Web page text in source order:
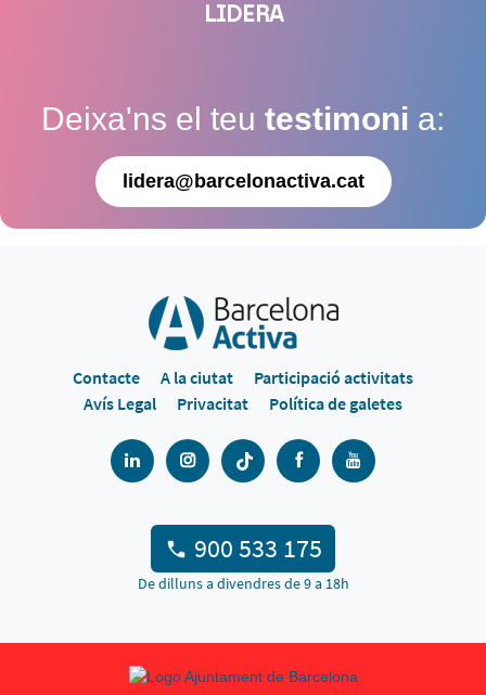
LIDERA
Deixa'ns el teu testimoni a:
lidera@barcelonactiva.cat
Contacte A la ciutat
Participació activitats
Avís Legal
Privacitat Política de galetes
900 533 175
De dilluns a divendres de 9 a 18h